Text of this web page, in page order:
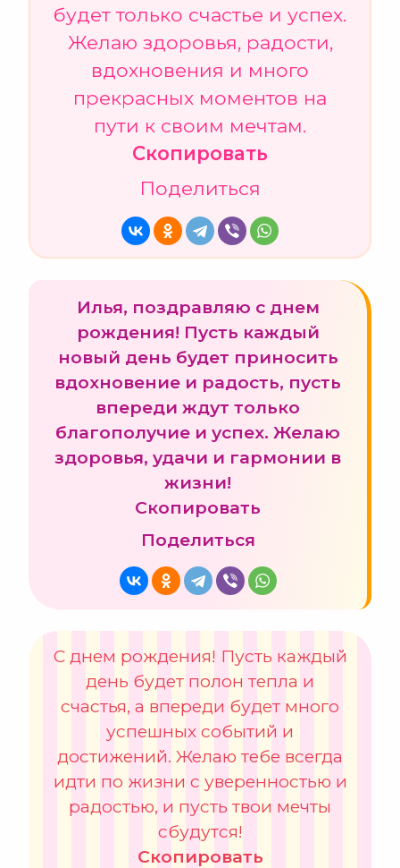
будет только счастье и успех.
Желаю здоровья, радости,
вдохновения и много
прекрасных моментов на
пути к своим мечтам.
Скопировать
Поделиться
Илья, поздравляю с днем
рождения! Пусть каждый
новый день будет приносить
вдохновение и радость, пусть
впереди ждут только
благополучие и успех. Желаю
здоровья, удачи и гармонии в
жизни!
Скопировать
Поделиться
С днем рождения! Пусть каждый
день будет полон тепла и
счастья, а впереди будет много
успешных событий и
достижений. Желаю тебе всегда
идти по жизни с уверенностью и
радостью, и пусть твои мечты
сбудутся!
Скопировать